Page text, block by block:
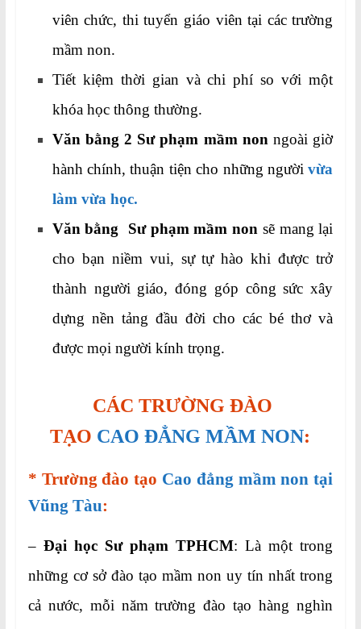
viên chức, thi tuyển giáo viên tại các trường
mầm non.
Tiết kiệm thời gian và chi phí so với một
khóa học thông thường.
Văn bằng 2 Sư phạm mầm nonngoài giờ
hành chính, thuận tiện cho những ngườivừa
làm vừa học.
Văn bằng Sư phạm mầm non sẽ mang lại
cho bạn niềm vui, sự tự hào khi được trở
thành người giáo, đóng góp công sức xây
dựng nền tảng đầu đời cho các bé thơ và
được mọi người kính trọng.
CÁC TRƯỜNG ĐÀO
TẠO CAO ĐẲNG MẦM NON:
* Trường đào tạo Cao đẳng mầm non tại
Vũng Tàu:
– Đại học Sư phạm TPHCM: Là một trong
những cơ sở đào tạo mầm non uy tín nhất trong
cả nước, mỗi năm trường đào tạo hàng nghìn